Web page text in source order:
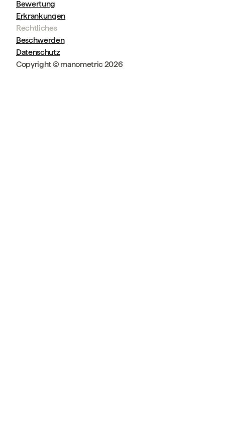
Bewertung
Erkrankungen
Rechtliches
Beschwerden
Datenschutz
Copyright © manometric 2026